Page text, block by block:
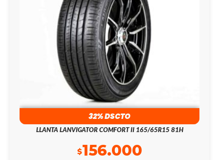
32% DSCTO
LLANTA LANVIGATOR COMFORT II 165/65R15 81H
$156.000